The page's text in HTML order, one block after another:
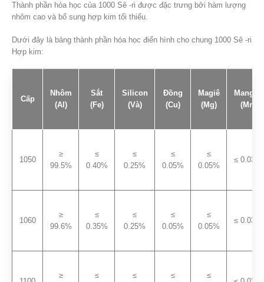
Thành phần hóa học của 1000 Sê -ri được đặc trưng bởi hàm lượng
nhôm cao và bổ sung hợp kim tối thiểu.
Dưới đây là bảng thành phần hóa học điển hình cho chung 1000 Sê -ri
Hợp kim:
Cấp
Nhôm
(Al)
Sắt
(Fe)
Silicon
(Và)
Đồng
(Cu)
Magiê
(Mg)
Mangan
(Mn)
1050
≥
99.5%
≤
0.40%
≤
0.25%
≤
0.05%
≤
0.05%
≤ 0.03%
1060
≥
99.6%
≤
0.35%
≤
0.25%
≤
0.05%
≤
0.05%
≤ 0.03%
≥ ≤ ≤ ≤ ≤